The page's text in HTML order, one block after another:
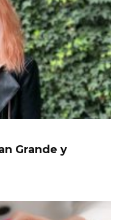
Grande y